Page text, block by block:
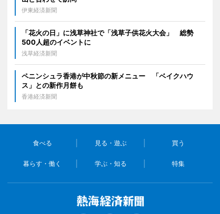
伊東経済新聞
「花火の日」に浅草神社で「浅草子供花火大会」 総勢
500人超のイベントに
浅草経済新聞
ペニンシュラ香港が中秋節の新メニュー 「ベイクハウ
ス」との新作月餅も
香港経済新聞
食べる 見る・遊ぶ 買う
暮らす・働く 学ぶ・知る 特集